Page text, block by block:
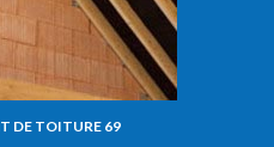
DE TOITURE 69